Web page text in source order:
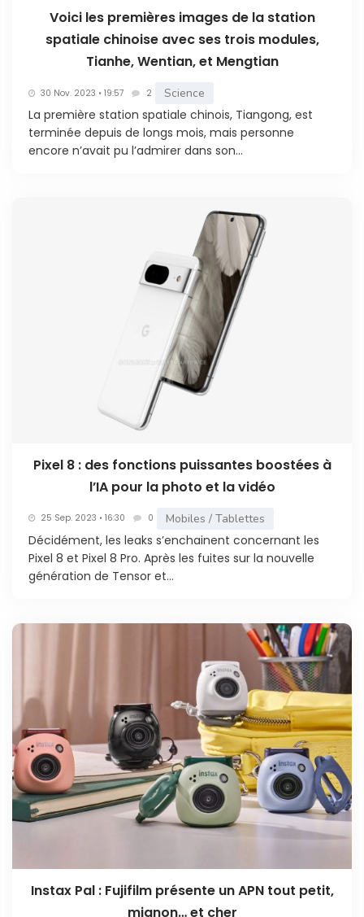
Voici les premières images de la station
spatiale chinoise avec ses trois modules,
Tianhe, Wentian, et Mengtian
30 Nov. 2023 • 19:57 2 Science
La première station spatiale chinois, Tiangong, est
terminée depuis de longs mois, mais personne
encore n’avait pu l’admirer dans son...
Pixel 8 : des fonctions puissantes boostées à
l’IA pour la photo et la vidéo
25 Sep. 2023 • 16:30 0 Mobiles / Tablettes
Décidément, les leaks s’enchainent concernant les
Pixel 8 et Pixel 8 Pro. Après les fuites sur la nouvelle
génération de Tensor et...
Instax Pal : Fujifilm présente un APN tout petit,
mignon… et cher